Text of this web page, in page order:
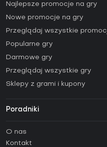
Najlepsze promocje na gry
Nowe promocje na gry
Przeglądaj wszystkie
Popularne gry
Darmowe gry
Przeglądaj wszystkie gry
Sklepy z grami i kupony
Poradniki
Poradniki
O nas
Kontakt